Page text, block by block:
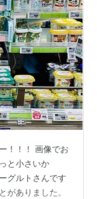
！！！ 画像でお
と小さいか
グルトさんです
がありました。